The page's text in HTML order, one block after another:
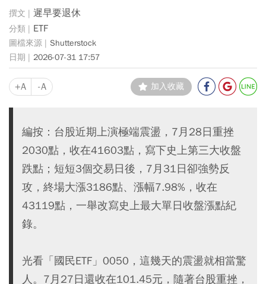
遲早要退休
ETF
Shutterstock
2026-07-31 17:57
+A -A 加入收藏
編按：台股近期上演極端震盪，7月28日重挫
2030點，收在41603點，寫下史上第三大收盤
跌點；短短3個交易日後，7月31日卻強勢反
攻，終場大漲3186點、漲幅7.98%，收在
43119點，一舉改寫史上最大單日收盤漲點紀
錄。
光看「國民ETF」0050，這幾天的震盪就相當驚
人。7月27日還收在101.45元，隨著台股重挫，